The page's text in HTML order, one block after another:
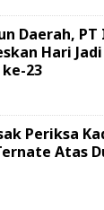
Daerah, PT
Hari Jadi
23
Periksa
Atas